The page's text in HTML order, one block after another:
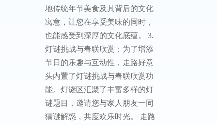
地传统年节美食及其背后的文化
寓意，让您在享受美味的同时，
也能感受到深厚的文化底蕴。 3.
灯谜挑战与春联欣赏：为了增添
节日的乐趣与互动性，走路好意
头内置了灯谜挑战与春联欣赏功
能。灯谜区汇聚了丰富多样的灯
谜题目，邀请您与家人朋友一同
猜谜解惑，共度欢乐时光。 走路